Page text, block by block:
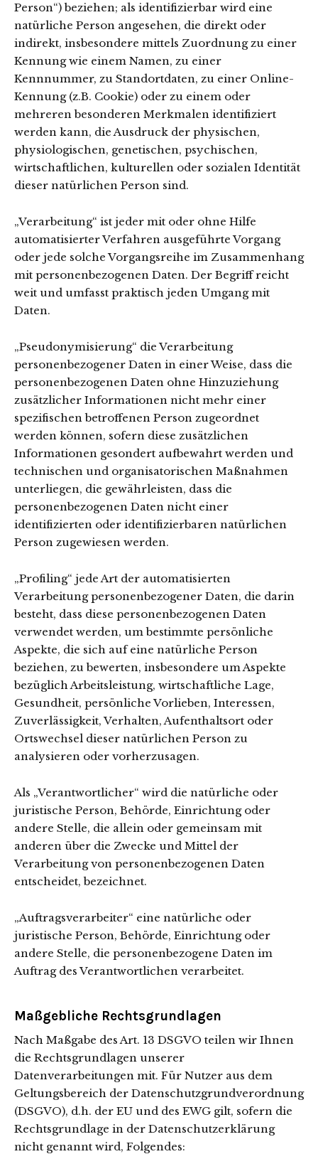
Person“) beziehen; als identifizierbar wird eine
natürliche Person angesehen, die direkt oder
indirekt, insbesondere mittels Zuordnung zu einer
Kennung wie einem Namen, zu einer
Kennnummer, zu Standortdaten, zu einer Online-
Kennung (z.B. Cookie) oder zu einem oder
mehreren besonderen Merkmalen identifiziert
werden kann, die Ausdruck der physischen,
physiologischen, genetischen, psychischen,
wirtschaftlichen, kulturellen oder sozialen Identität
dieser natürlichen Person sind.
„Verarbeitung“ ist jeder mit oder ohne Hilfe
automatisierter Verfahren ausgeführte Vorgang
oder jede solche Vorgangsreihe im Zusammenhang
mit personenbezogenen Daten. Der Begriff reicht
weit und umfasst praktisch jeden Umgang mit
Daten.
„Pseudonymisierung“ die Verarbeitung
personenbezogener Daten in einer Weise, dass die
personenbezogenen Daten ohne Hinzuziehung
zusätzlicher Informationen nicht mehr einer
spezifischen betroffenen Person zugeordnet
werden können, sofern diese zusätzlichen
Informationen gesondert aufbewahrt werden und
technischen und organisatorischen Maßnahmen
unterliegen, die gewährleisten, dass die
personenbezogenen Daten nicht einer
identifizierten oder identifizierbaren natürlichen
Person zugewiesen werden.
„Profiling“ jede Art der automatisierten
Verarbeitung personenbezogener Daten, die darin
besteht, dass diese personenbezogenen Daten
verwendet werden, um bestimmte persönliche
Aspekte, die sich auf eine natürliche Person
beziehen, zu bewerten, insbesondere um Aspekte
bezüglich Arbeitsleistung, wirtschaftliche Lage,
Gesundheit, persönliche Vorlieben, Interessen,
Zuverlässigkeit, Verhalten, Aufenthaltsort oder
Ortswechsel dieser natürlichen Person zu
analysieren oder vorherzusagen.
Als „Verantwortlicher“ wird die natürliche oder
juristische Person, Behörde, Einrichtung oder
andere Stelle, die allein oder gemeinsam mit
anderen über die Zwecke und Mittel der
Verarbeitung von personenbezogenen Daten
entscheidet, bezeichnet.
„Auftragsverarbeiter“ eine natürliche oder
juristische Person, Behörde, Einrichtung oder
andere Stelle, die personenbezogene Daten im
Auftrag des Verantwortlichen verarbeitet.
Maßgebliche Rechtsgrundlagen
Nach Maßgabe des Art. 13 DSGVO teilen wir Ihnen
die Rechtsgrundlagen unserer
Datenverarbeitungen mit. Für Nutzer aus dem
Geltungsbereich der Datenschutzgrundverordnung
(DSGVO), d.h. der EU und des EWG gilt, sofern die
Rechtsgrundlage in der Datenschutzerklärung
nicht genannt wird, Folgendes: